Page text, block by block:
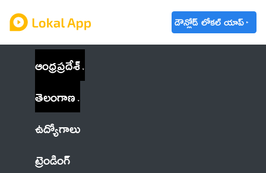
డౌన్లోడ్ లోకల్ యాప్
ఆంధ్రప్రదేశ్
తెలంగాణ
ఉద్యోగాలు
ట్రెండింగ్